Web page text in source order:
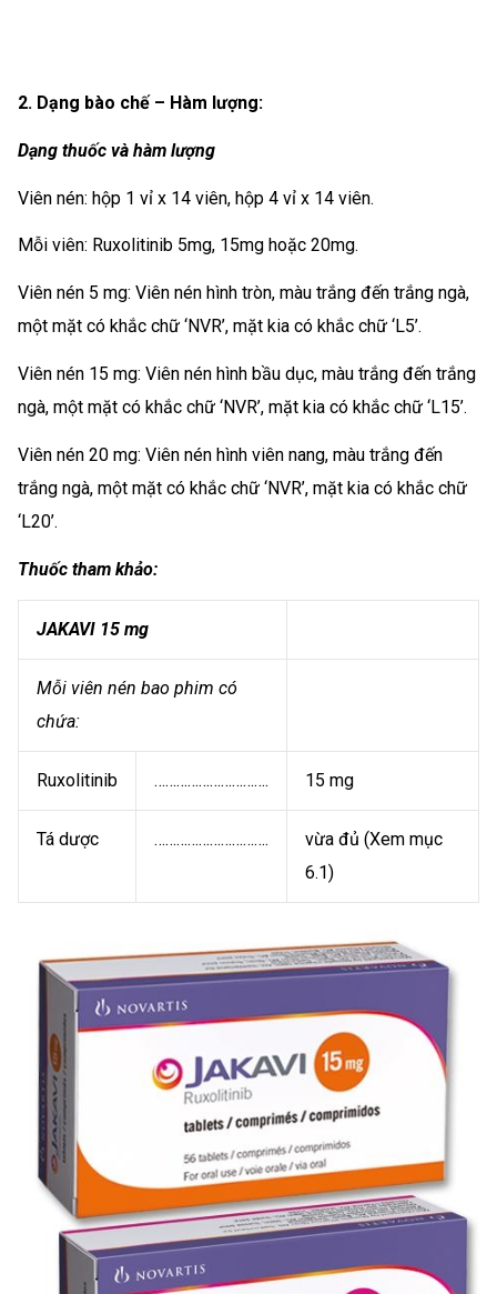
2. Dạng bào chế – Hàm lượng:
Dạng thuốc và hàm lượng
Viên nén: hộp 1 vỉ x 14 viên, hộp 4 vỉ x 14 viên.
Mỗi viên: Ruxolitinib 5mg, 15mg hoặc 20mg.
Viên nén 5 mg: Viên nén hình tròn, màu trắng đến trắng ngà,
một mặt có khắc chữ ‘NVR’, mặt kia có khắc chữ ‘L5’.
Viên nén 15 mg: Viên nén hình bầu dục, màu trắng đến trắng
ngà, một mặt có khắc chữ ‘NVR’, mặt kia có khắc chữ ‘L15’.
Viên nén 20 mg: Viên nén hình viên nang, màu trắng đến
trắng ngà, một mặt có khắc chữ ‘NVR’, mặt kia có khắc chữ
‘L20’.
Thuốc tham khảo:
JAKAVI 15 mg
Mỗi viên nén bao phim có
chứa:
Ruxolitinib …………………………. 15 mg
Tá dược ………………………….
vừa đủ (Xem mục
6.1)